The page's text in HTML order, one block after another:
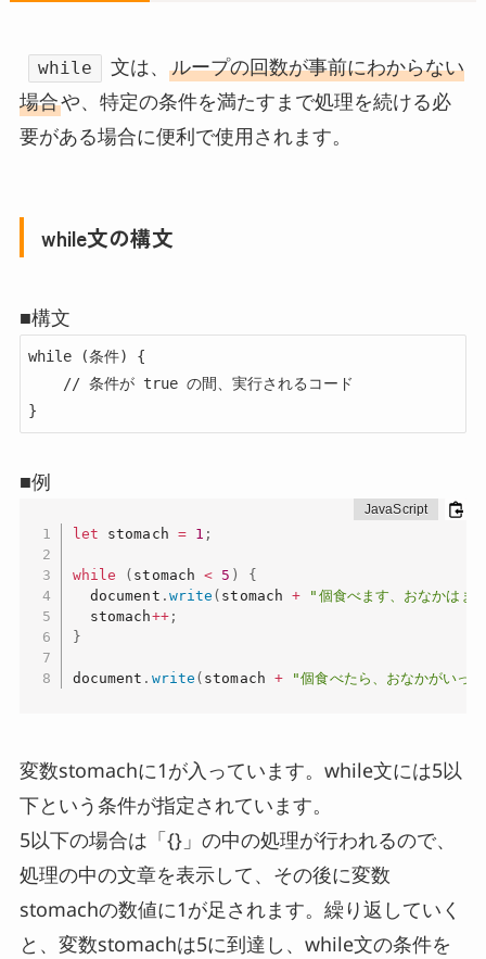
while 文は、ループの回数が事前にわからない
場合や、特定の条件を満たすまで処理を続ける必
要がある場合に便利で使用されます。
while文の構文
■構文
while (条件) {
}
■例
let stomach = 1 ;
while ( stomach < 5 )
{
  document
. write ( stomach +
"個食べます、おなかはま
  stomach
++;
}
document . write ( stomach + "個食べたら、おなかがいっ
変数stomachに1が入っています。while文には5以
下という条件が指定されています。
5以下の場合は「{}」の中の処理が行われるので、
処理の中の文章を表示して、その後に変数
stomachの数値に1が足されます。繰り返していく
と、変数stomachは5に到達し、while文の条件を